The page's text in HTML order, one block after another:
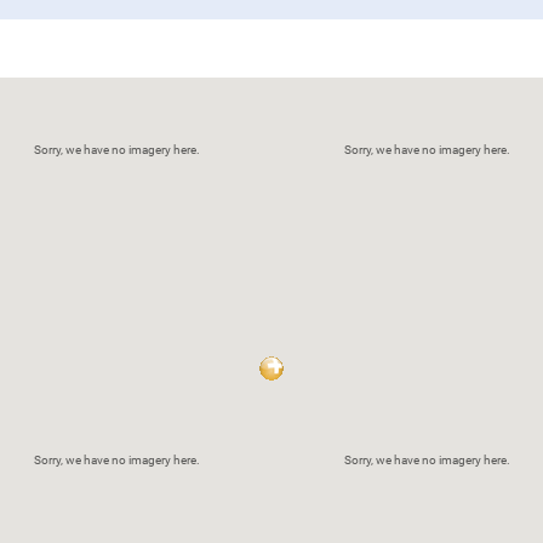
Sorry, we have no imagery here.
Sorry, we have no imagery here.
Sorry, we have no imagery here.
Sorry, we have no imagery here.